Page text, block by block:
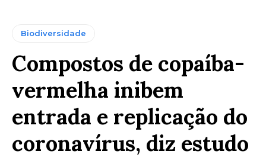
Biodiversidade
Compostos de copaíba-
vermelha inibem
entrada e replicação do
coronavírus, diz estudo